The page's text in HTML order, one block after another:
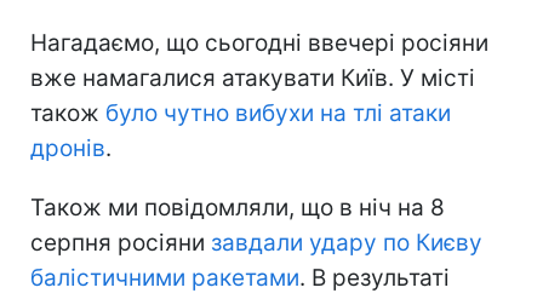
Нагадаємо, що сьогодні ввечері росіяни
вже намагалися атакувати Київ. У місті
також було чутно вибухи на тлі атаки
дронів.
Також ми повідомляли, що в ніч на 8
серпня росіяни завдали удару по Києву
балістичними ракетами. В результаті